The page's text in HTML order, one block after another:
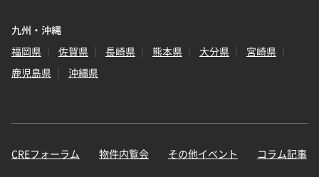
九州・沖縄
福岡県
佐賀県 長崎県 熊本県 大分県
宮崎県
鹿児島県
沖縄県
CREフォーラム 物件内覧会 その他イベント コラム記事